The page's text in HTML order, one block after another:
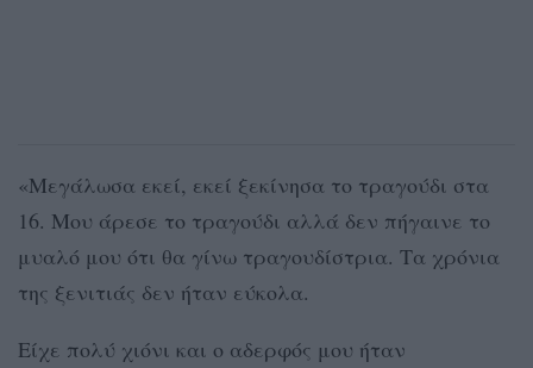
«Μεγάλωσα εκεί, εκεί ξεκίνησα το τραγούδι στα
16. Μου άρεσε το τραγούδι αλλά δεν πήγαινε το
μυαλό μου ότι θα γίνω τραγουδίστρια. Τα χρόνια
της ξενιτιάς δεν ήταν εύκολα.
Είχε πολύ χιόνι και ο αδερφός μου ήταν